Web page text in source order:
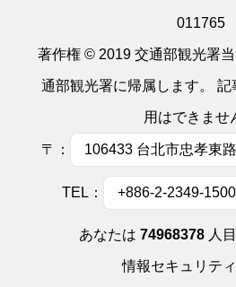
011765
著作権 © 2019 交通部観光署
通部観光署に帰属します。
用はできませ
〒： 106433 台北市忠孝東
TEL： +886-2-2349-1500
あなたは 74968378 人
情報セキュリテ